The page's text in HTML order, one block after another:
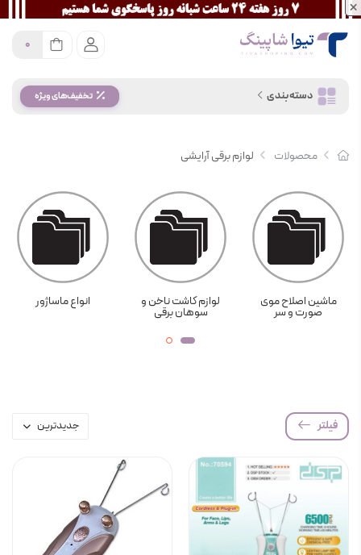
×
0
دسته بندی تخفیف‌های ویژه
محصولات لوازم برقی آرایشی
لوازم کاشت ناخن و
سوهان برقی
انواع ماساژور دستگاه شپشگیر وی
کامب
فیلتر